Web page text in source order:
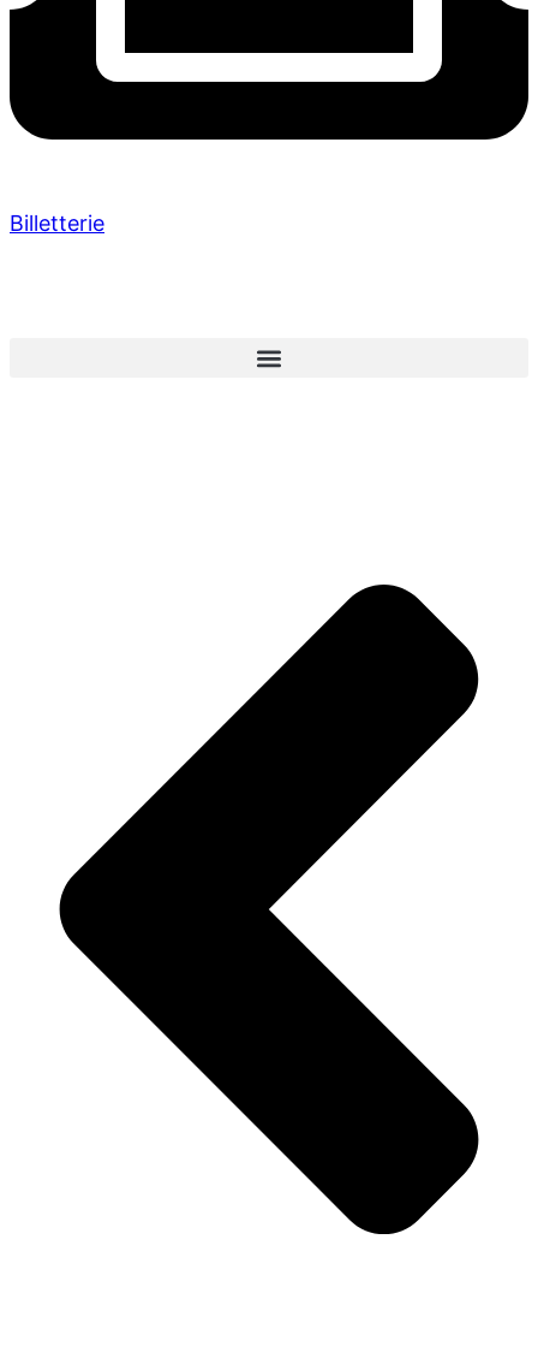
Billetterie